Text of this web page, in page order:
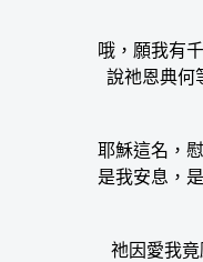
哦，願我有
說祂恩典何
耶穌這名，
是我安息，
祂因愛我